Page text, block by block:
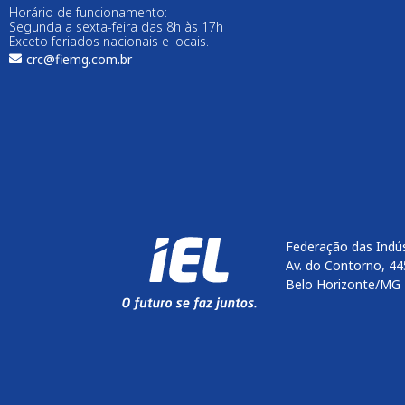
Horário de funcionamento:
Segunda a sexta-feira das 8h às 17h
Exceto feriados nacionais e locais.
crc@fiemg.com.br
Federação das
Av. do Contorno,
Belo Horizonte/MG
btn-02 btn-03